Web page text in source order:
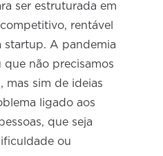
ser estruturada em
rentável
startup. A pandemia
não precisamos
mas sim de ideias
ligado aos
que seja
ou